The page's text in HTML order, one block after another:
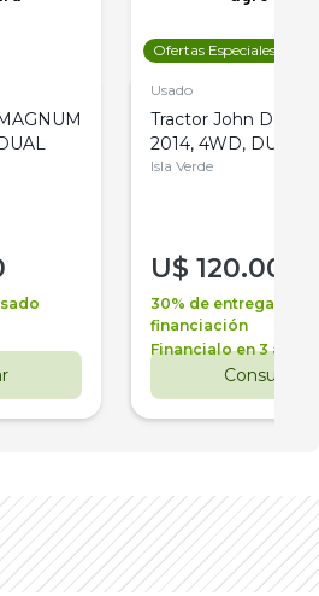
Ofertas Especiales
Usado
Tractor John Deere
2014, 4WD, DUAL
Isla Verde
U$ 120.000
30% de entrega +
financiación
Financialo en 3 años
Consultar